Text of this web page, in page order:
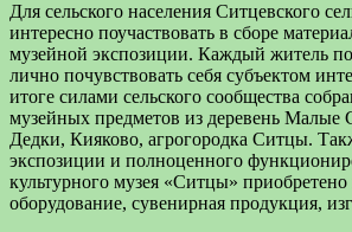
Для сельского населения Ситцевского
интересно поучаствовать в сборе
музейной экспозиции. Каждый житель
лично почувствовать себя субъектом
итоге силами сельского сообщества
музейных предметов из деревень
Дедки, Кияково, агрогородка Ситцы.
экспозиции и полноценного
культурного музея «Ситцы»
оборудование, сувенирная продукция,